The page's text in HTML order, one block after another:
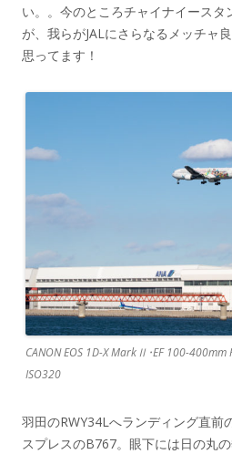
い。。今のところチャイナイースタ
が、我らがJALにさらなるメッチャ
思ってます！
CANON EOS 1D-X MarkⅡ･EF 100-
ISO320
羽田のRWY34Lへランディング直前
スプレスのB767。眼下には日の丸